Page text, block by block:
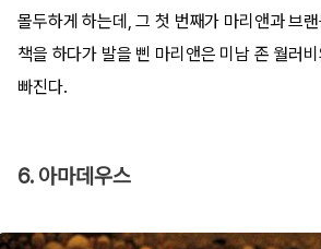
몰두하게 하는데, 그 첫 번째가 마리앤과 브
책을 하다가 발을 삔 마리앤은 미남 존 월러
빠진다.
6. 아마데우스